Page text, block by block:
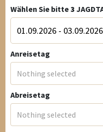
Wählen Sie bitte 3
Anreisetag
Nothing selected
Abreisetag
Nothing selected